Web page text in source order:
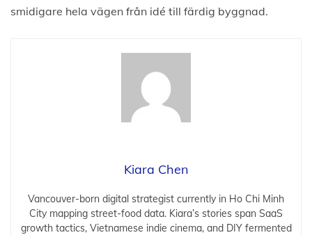
smidigare hela vägen från idé till färdig byggnad.
Kiara Chen
Vancouver-born digital strategist currently in Ho Chi Minh
City mapping street-food data. Kiara’s stories span SaaS
growth tactics, Vietnamese indie cinema, and DIY fermented